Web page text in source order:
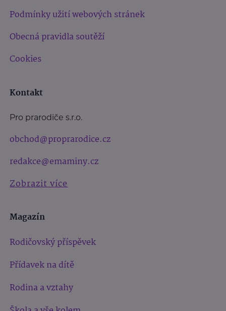
Podmínky užití webových stránek
Obecná pravidla soutěží
Cookies
Kontakt
Pro prarodiče s.r.o.
obchod@proprarodice.cz
redakce@emaminy.cz
Zobrazit více
Magazín
Rodičovský příspěvek
Přídavek na dítě
Rodina a vztahy